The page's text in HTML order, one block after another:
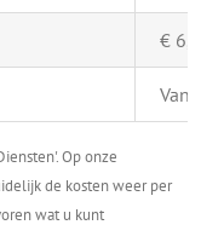
€ 6,-
Vanaf
Op onze
de kosten weer per
wat u kunt